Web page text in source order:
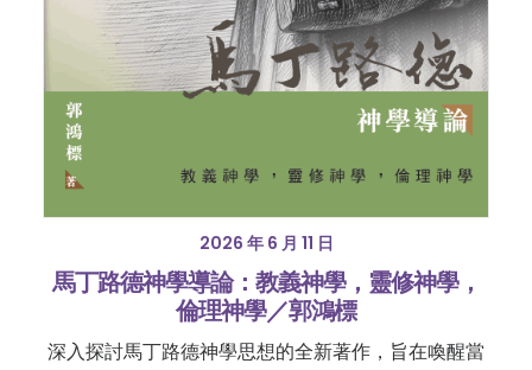
2026 年 6 月 11 日
馬丁路德神學導論：教義神學，靈修神學，
倫理神學／郭鴻標
深入探討馬丁路德神學思想的全新著作，旨在喚醒當